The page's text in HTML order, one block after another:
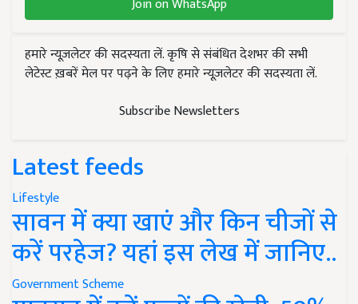
हमारे न्यूज़लेटर की सदस्यता लें. कृषि से संबंधित देशभर की सभी
लेटेस्ट ख़बरें मेल पर पढ़ने के लिए हमारे न्यूज़लेटर की सदस्यता लें.
Subscribe Newsletters
Latest feeds
Lifestyle
सावन में क्या खाएं और किन चीजों से
करें परहेज? यहां इस लेख में जानिए..
Government Scheme